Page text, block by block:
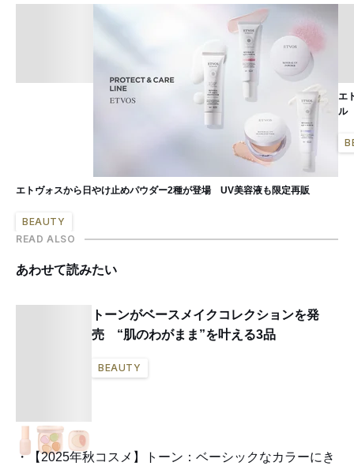
エトヴォスから日やけ止めパウダー2種が登場 UV美容液も限定再販
BEAUTY
エ
ル
READ ALSO
あわせて読みたい
トーンがベースメイクコレクションを発
売 “肌のわがまま”を叶える3品
BEAUTY
【2025年秋コスメ】トーン：ベーシックなカラーにき